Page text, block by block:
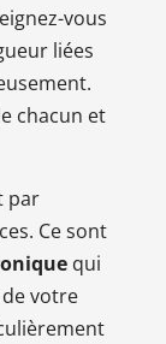
vous
liées
chacun et
par
Ce sont
qui
votre